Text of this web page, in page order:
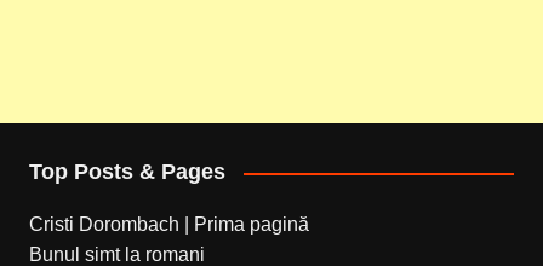
Top Posts & Pages
Cristi Dorombach | Prima pagină
Bunul simt la romani